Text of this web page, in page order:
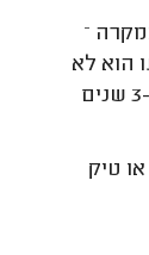
–
הוא לא
דורש תחזוקה גבוהה. כך שגם אם חיפפתם קצת ולא הקפדתם על חידוש דק כל שנה, ונזכרתם לטפל בדק לאחר 3-4 שנים
טיק